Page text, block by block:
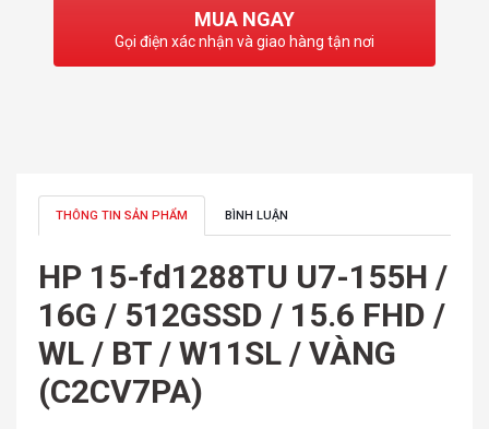
MUA NGAY
Gọi điện xác nhận và giao hàng tận nơi
THÔNG TIN SẢN PHẨM BÌNH LUẬN
HP 15-fd1288TU U7-155H /
16G / 512GSSD / 15.6 FHD /
WL / BT / W11SL / VÀNG
(C2CV7PA)